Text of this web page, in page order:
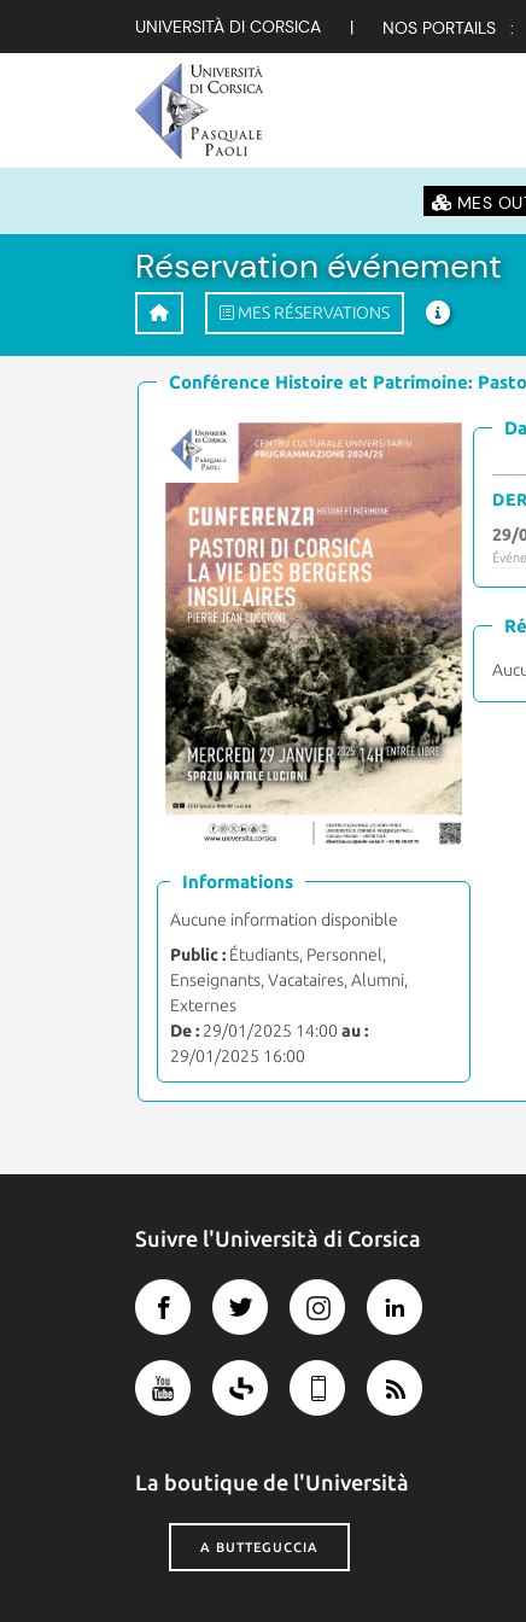
UNIVERSITÀ DI CORSICA | NOS PORTAILS :
MES
Réservation événement
MES RÉSERVATIONS
Conférence Histoire et Patrimoine:
Informations
Aucune information disponible
Public : Étudiants, Personnel,
Enseignants, Vacataires, Alumni,
Externes
De : 29/01/2025 14:00 au :
29/01/2025 16:00
29/
Suivre l'Università di Corsica
La boutique de l'Università
A BUTTEGUCCIA